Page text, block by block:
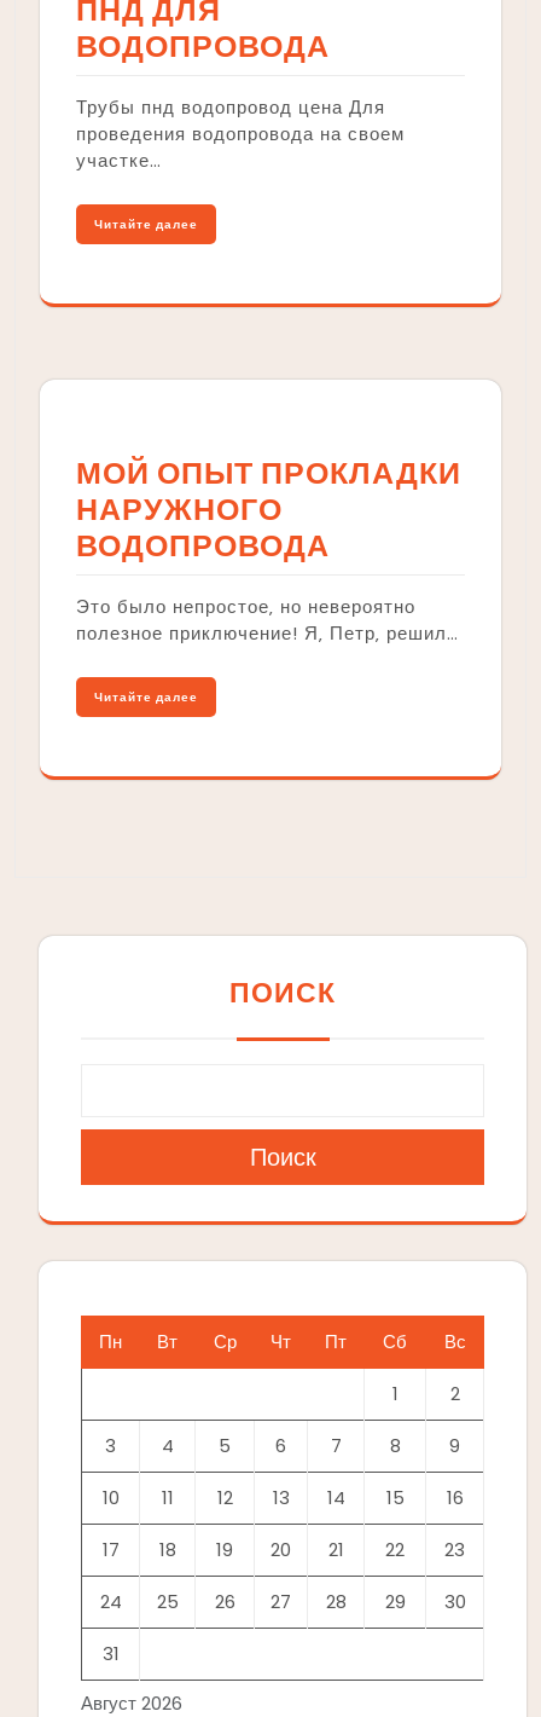
ПНД ДЛЯ
ВОДОПРОВОДА
Трубы пнд водопровод цена Для
проведения водопровода на своем
участке…
Читайте далее
МОЙ ОПЫТ ПРОКЛАДКИ
НАРУЖНОГО
ВОДОПРОВОДА
Это было непростое‚ но невероятно
полезное приключение! Я‚ Петр‚ решил…
Читайте далее
ПОИСК
Поиск
Август 2026
Пн Вт Ср Чт Пт Сб Вс
1 2
3 4 5 6 7 8 9
10 11 12 13 14 15 16
17 18 19 20 21 22 23
24 25 26 27 28 29 30
31